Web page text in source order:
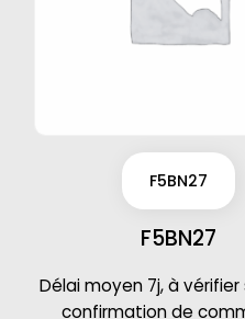
F5BN27
F5BN27
Délai moyen 7j, à
confirmation de